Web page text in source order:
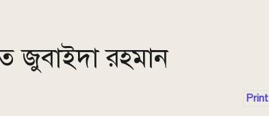
জুবাইদা রহমান
Print